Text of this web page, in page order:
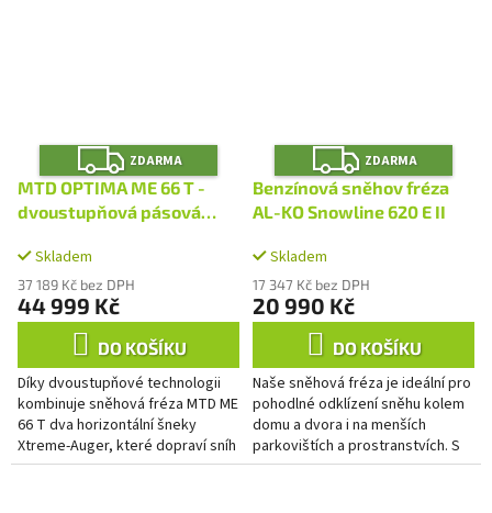
Z
D
A
R
M
A
ZDARMA
MTD OPTIMA ME 66 T -
dvoustupňová pásová
Skladem
37 189 Kč bez DPH
44 999 Kč
DO KOŠÍKU
Díky dvoustupňové technologii
kombinuje sněhová fréza MTD ME
66 T dva horizontální šneky
Xtreme-Auger, které dopraví sníh
do středu, odkud jej další šnek
Z
D
A
R
M
ZDARMA
Benzínová sněhov fréza
AL-KO Snowline 620 E II
Skladem
17 347 Kč bez DPH
20 990 Kč
DO KOŠÍKU
Naše sněhová fréza je ideální pro
pohodlné odklízení sněhu kolem
domu a dvora i na menších
parkovištích a prostranstvích. S
ním se namáhavá zimní služba